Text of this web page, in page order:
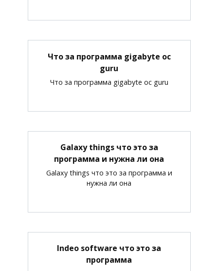
Что за программа gigabyte oc
guru
Что за программа gigabyte oc guru
Galaxy things что это за
программа и нужна ли она
Galaxy things что это за программа и
нужна ли она
Indeo software что это за
программа